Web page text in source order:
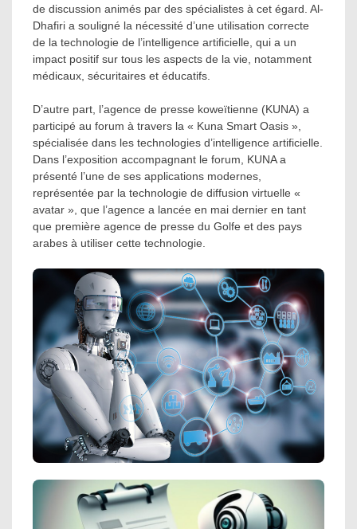
de discussion animés par des spécialistes à cet égard. Al-
Dhafiri a souligné la nécessité d’une utilisation correcte
de la technologie de l’intelligence artificielle, qui a un
impact positif sur tous les aspects de la vie, notamment
médicaux, sécuritaires et éducatifs.
D’autre part, l’agence de presse koweïtienne (KUNA) a
participé au forum à travers la « Kuna Smart Oasis »,
spécialisée dans les technologies d’intelligence artificielle.
Dans l’exposition accompagnant le forum, KUNA a
présenté l’une de ses applications modernes,
représentée par la technologie de diffusion virtuelle «
avatar », que l’agence a lancée en mai dernier en tant
que première agence de presse du Golfe et des pays
arabes à utiliser cette technologie.